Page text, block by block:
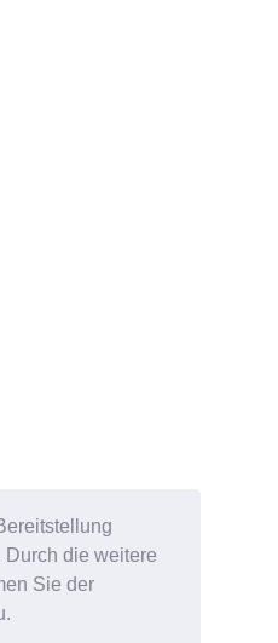
Durch die weitere
Sie der